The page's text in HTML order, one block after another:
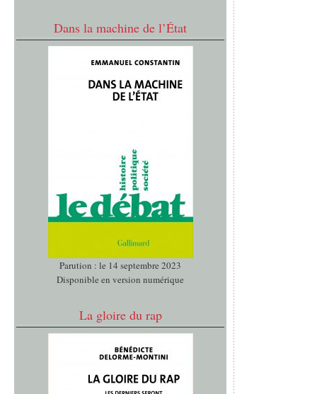
Dans la machine de l’État
Parution : le 14 septembre 2023
Disponible en version numérique
La gloire du rap